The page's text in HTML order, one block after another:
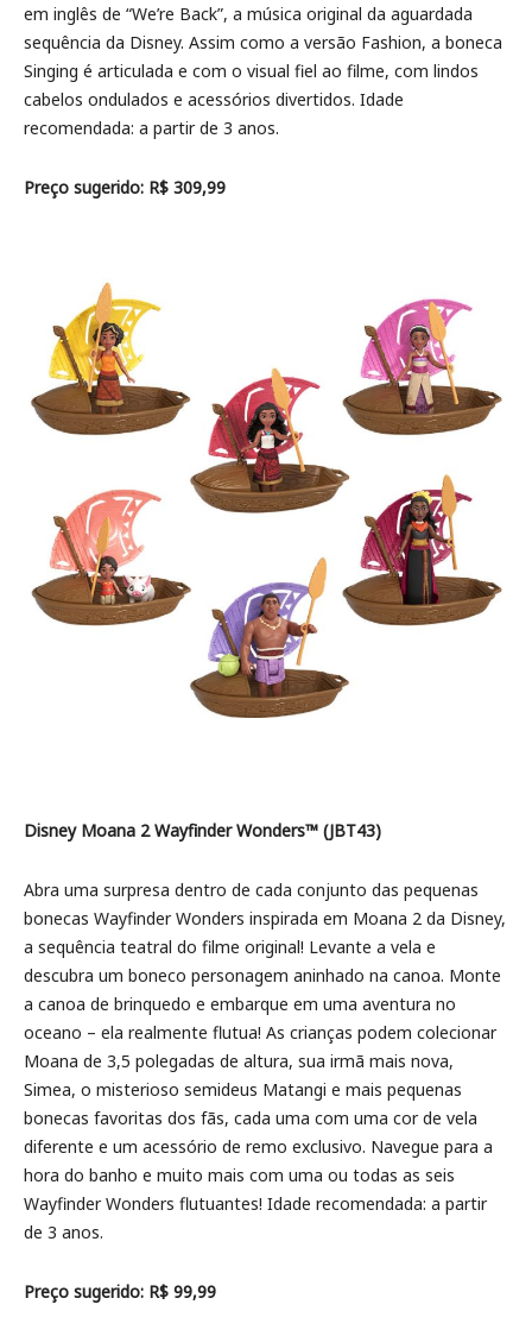
em inglês de “We’re Back”, a música original da aguardada
sequência da Disney. Assim como a versão Fashion, a boneca
Singing é articulada e com o visual fiel ao filme, com lindos
cabelos ondulados e acessórios divertidos. Idade
recomendada: a partir de 3 anos.
Preço sugerido: R$ 309,99
Disney Moana 2 Wayfinder Wonders™ (JBT43)
Abra uma surpresa dentro de cada conjunto das pequenas
bonecas Wayfinder Wonders inspirada em Moana 2 da Disney,
a sequência teatral do filme original! Levante a vela e
descubra um boneco personagem aninhado na canoa. Monte
a canoa de brinquedo e embarque em uma aventura no
oceano – ela realmente flutua! As crianças podem colecionar
Moana de 3,5 polegadas de altura, sua irmã mais nova,
Simea, o misterioso semideus Matangi e mais pequenas
bonecas favoritas dos fãs, cada uma com uma cor de vela
diferente e um acessório de remo exclusivo. Navegue para a
hora do banho e muito mais com uma ou todas as seis
Wayfinder Wonders flutuantes! Idade recomendada: a partir
de 3 anos.
Preço sugerido: R$ 99,99